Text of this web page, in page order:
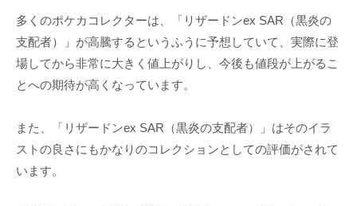
多くのポケカコレクターは、「リザードンex SAR（黒炎の
支配者）」が高騰するというふうに予想していて、実際に登
場してから非常に大きく値上がりし、今後も値段が上がるこ
とへの期待が高くなっています。
また、「リザードンex SAR（黒炎の支配者）」はそのイラ
ストの良さにもかなりのコレクションとしての評価がされて
います。